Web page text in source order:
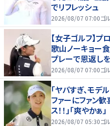
でリフレッシュ
2026/08/07 07:00ゴ
【女子ゴルフ】プ
歌山ノーキョー
プレーで恩返しを
2026/08/07 07:00ゴ
「ヤバすぎ、モ
ファーにファン
ス！！」「爽やかぁ」
2026/08/07 05:30ゴ